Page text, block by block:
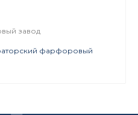
завод
фарфоровый